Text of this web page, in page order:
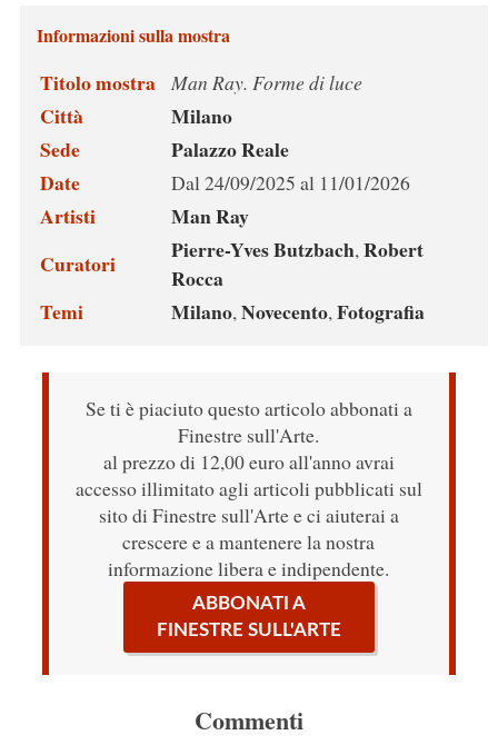
Informazioni sulla mostra
Titolo mostra Man Ray. Forme di luce
Città
Milano
Sede
Palazzo Reale
Date
Dal 24/09/2025 al 11/01/2026
Artisti
Man Ray
Curatori
Pierre-Yves Butzbach, Robert
Rocca
Temi
Milano, Novecento, Fotografia
Se ti è piaciuto questo articolo abbonati a
Finestre sull'Arte.
al prezzo di 12,00 euro all'anno avrai
accesso illimitato agli articoli pubblicati sul
sito di Finestre sull'Arte e ci aiuterai a
crescere e a mantenere la nostra
informazione libera e indipendente.
ABBONATI A
FINESTRE SULL'ARTE
Commenti